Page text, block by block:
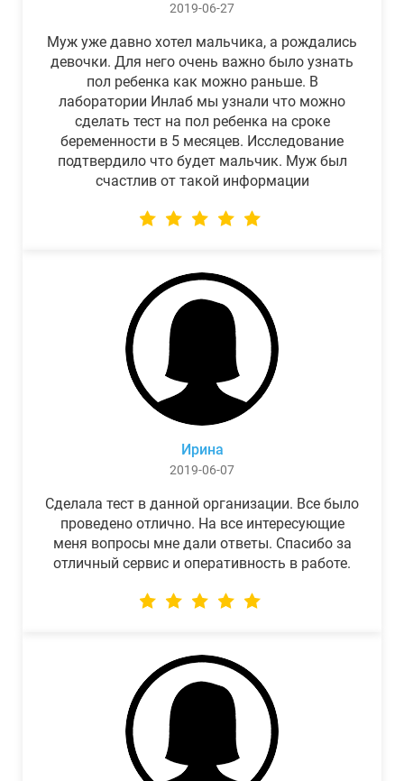
2019-06-27
Муж уже давно хотел мальчика, а рождались
девочки. Для него очень важно было узнать
пол ребенка как можно раньше. В
лаборатории Инлаб мы узнали что можно
сделать тест на пол ребенка на сроке
беременности в 5 месяцев. Исследование
подтвердило что будет мальчик. Муж был
счастлив от такой информации
Ирина
2019-06-07
Сделала тест в данной организации. Все было
проведено отлично. На все интересующие
меня вопросы мне дали ответы. Спасибо за
отличный сервис и оперативность в работе.